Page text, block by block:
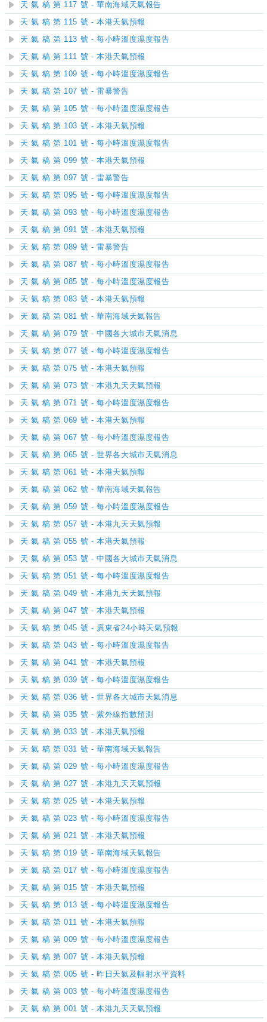
天 氣 稿 第 117 號 - 華南海域天氣報告
天 氣 稿 第 115 號 - 本港天氣預報
天 氣 稿 第 113 號 - 每小時溫度濕度報告
天 氣 稿 第 111 號 - 本港天氣預報
天 氣 稿 第 109 號 - 每小時溫度濕度報告
天 氣 稿 第 107 號 - 雷暴警告
天 氣 稿 第 105 號 - 每小時溫度濕度報告
天 氣 稿 第 103 號 - 本港天氣預報
天 氣 稿 第 101 號 - 每小時溫度濕度報告
天 氣 稿 第 099 號 - 本港天氣預報
天 氣 稿 第 097 號 - 雷暴警告
天 氣 稿 第 095 號 - 每小時溫度濕度報告
天 氣 稿 第 093 號 - 每小時溫度濕度報告
天 氣 稿 第 091 號 - 本港天氣預報
天 氣 稿 第 089 號 - 雷暴警告
天 氣 稿 第 087 號 - 每小時溫度濕度報告
天 氣 稿 第 085 號 - 每小時溫度濕度報告
天 氣 稿 第 083 號 - 本港天氣預報
天 氣 稿 第 081 號 - 華南海域天氣報告
天 氣 稿 第 079 號 - 中國各大城市天氣消息
天 氣 稿 第 077 號 - 每小時溫度濕度報告
天 氣 稿 第 075 號 - 本港天氣預報
天 氣 稿 第 073 號 - 本港九天天氣預報
天 氣 稿 第 071 號 - 每小時溫度濕度報告
天 氣 稿 第 069 號 - 本港天氣預報
天 氣 稿 第 067 號 - 每小時溫度濕度報告
天 氣 稿 第 065 號 - 世界各大城市天氣消息
天 氣 稿 第 061 號 - 本港天氣預報
天 氣 稿 第 062 號 - 華南海域天氣報告
天 氣 稿 第 059 號 - 每小時溫度濕度報告
天 氣 稿 第 057 號 - 本港九天天氣預報
天 氣 稿 第 055 號 - 本港天氣預報
天 氣 稿 第 053 號 - 中國各大城市天氣消息
天 氣 稿 第 051 號 - 每小時溫度濕度報告
天 氣 稿 第 049 號 - 本港九天天氣預報
天 氣 稿 第 047 號 - 本港天氣預報
天 氣 稿 第 045 號 - 廣東省24小時天氣預報
天 氣 稿 第 043 號 - 每小時溫度濕度報告
天 氣 稿 第 041 號 - 本港天氣預報
天 氣 稿 第 039 號 - 每小時溫度濕度報告
天 氣 稿 第 036 號 - 世界各大城市天氣消息
天 氣 稿 第 035 號 - 紫外線指數預測
天 氣 稿 第 033 號 - 本港天氣預報
天 氣 稿 第 031 號 - 華南海域天氣報告
天 氣 稿 第 029 號 - 每小時溫度濕度報告
天 氣 稿 第 027 號 - 本港九天天氣預報
天 氣 稿 第 025 號 - 本港天氣預報
天 氣 稿 第 023 號 - 每小時溫度濕度報告
天 氣 稿 第 021 號 - 本港天氣預報
天 氣 稿 第 019 號 - 華南海域天氣報告
天 氣 稿 第 017 號 - 每小時溫度濕度報告
天 氣 稿 第 015 號 - 本港天氣預報
天 氣 稿 第 013 號 - 每小時溫度濕度報告
天 氣 稿 第 011 號 - 本港天氣預報
天 氣 稿 第 009 號 - 每小時溫度濕度報告
天 氣 稿 第 007 號 - 本港天氣預報
天 氣 稿 第 005 號 - 昨日天氣及輻射水平資料
天 氣 稿 第 003 號 - 每小時溫度濕度報告
天 氣 稿 第 001 號 - 本港九天天氣預報